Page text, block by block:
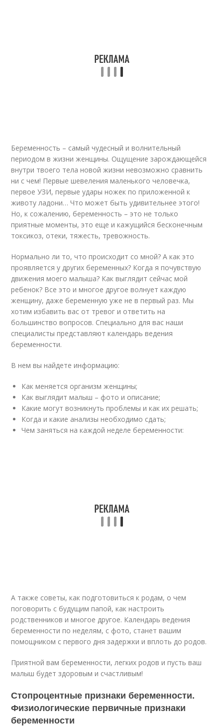
Беременность – самый чудесный и волнительный
периодом в жизни женщины. Ощущение зарождающейся
внутри твоего тела новой жизни невозможно сравнить
ни с чем! Первые шевеления маленького человечка,
первое УЗИ, первые удары ножек по приложенной к
животу ладони… Что может быть удивительнее этого!
Но, к сожалению, беременность – это не только
приятные моменты, это еще и кажущийся бесконечным
токсикоз, отеки, тяжесть, тревожность.
Нормально ли то, что происходит со мной? А как это
проявляется у других беременных? Когда я почувствую
движения моего малыша? Как выглядит сейчас мой
ребенок? Все это и многое другое волнует каждую
женщину, даже беременную уже не в первый раз. Мы
хотим избавить вас от тревог и ответить на
большинство вопросов. Специально для вас наши
специалисты представляют календарь ведения
беременности.
В нем вы найдете информацию:
Как меняется организм женщины;
Как выглядит малыш – фото и описание;
Какие могут возникнуть проблемы и как их решать;
Когда и какие анализы необходимо сдать;
Чем заняться на каждой неделе беременности:
А также советы, как подготовиться к родам, о чем
поговорить с будущим папой, как настроить
родственников и многое другое. Календарь ведения
беременности по неделям, с фото, станет вашим
помощником с первого дня задержки и вплоть до родов.
Приятной вам беременности, легких родов и пусть ваш
малыш будет здоровым и счастливым!
Стопроцентные признаки беременности.
Физиологические первичные признаки
беременности